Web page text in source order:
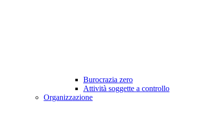
Burocrazia zero
Attività soggette a controllo
Organizzazione